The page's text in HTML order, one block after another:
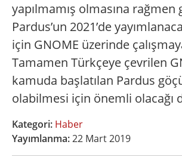
yapılmamış olmasına
Pardus’un 2021’de
için GNOME üzerinde
Tamamen Türkçeye çevrilen
kamuda başlatılan Pardus
olabilmesi için önemli olacağı
Kategori: Haber
Yayımlanma:22 Mart 2019